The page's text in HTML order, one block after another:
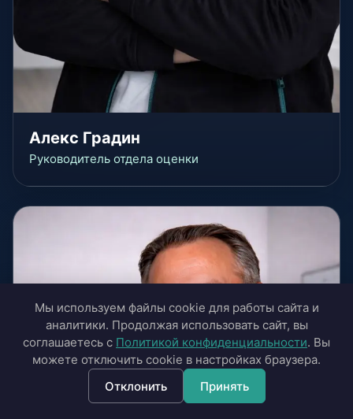
Алекс Градин
Руководитель отдела оценки
Мы используем файлы cookie для работы сайта и
аналитики. Продолжая использовать сайт, вы
соглашаетесь с Политикой конфиденциальности. Вы
можете отключить cookie в настройках браузера.
Отклонить
Принять